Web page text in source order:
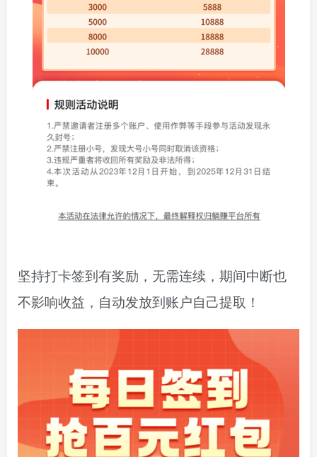
坚持打卡签到有奖励，无需连续，期间中断也
不影响收益，自动发放到账户自己提取！